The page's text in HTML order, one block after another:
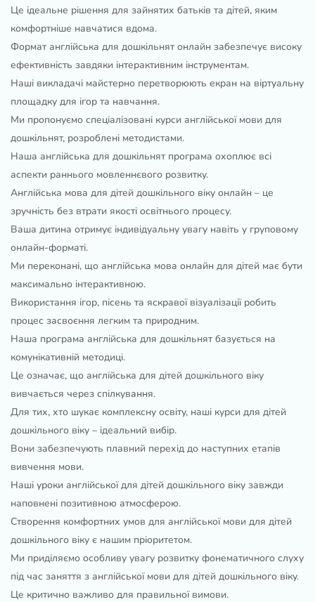
Це ідеальне рішення для зайнятих батьків та дітей, яким
комфортніше навчатися вдома.
Формат англійська для дошкільнят онлайн забезпечує високу
ефективність завдяки інтерактивним інструментам.
Наші викладачі майстерно перетворюють екран на віртуальну
площадку для ігор та навчання.
Ми пропонуємо спеціалізовані курси англійської мови для
дошкільнят, розроблені методистами.
Наша англійська для дошкільнят програма охоплює всі
аспекти раннього мовленнєвого розвитку.
Англійська мова для дітей дошкільного віку онлайн – це
зручність без втрати якості освітнього процесу.
Ваша дитина отримує індивідуальну увагу навіть у груповому
онлайн-форматі.
Ми переконані, що англійська мова онлайн для дітей має бути
максимально інтерактивною.
Використання ігор, пісень та яскравої візуалізації робить
процес засвоєння легким та природним.
Наша програма англійська для дошкільнят базується на
комунікативній методиці.
Це означає, що англійська для дітей дошкільного віку
вивчається через спілкування.
Для тих, хто шукає комплексну освіту, наші курси для дітей
дошкільного віку – ідеальний вибір.
Вони забезпечують плавний перехід до наступних етапів
вивчення мови.
Наші уроки англійської для дітей дошкільного віку завжди
наповнені позитивною атмосферою.
Створення комфортних умов для англійської мови для дітей
дошкільного віку є нашим пріоритетом.
Ми приділяємо особливу увагу розвитку фонематичного слуху
під час заняття з англійської мови для дітей дошкільного віку.
Це критично важливо для правильної вимови.